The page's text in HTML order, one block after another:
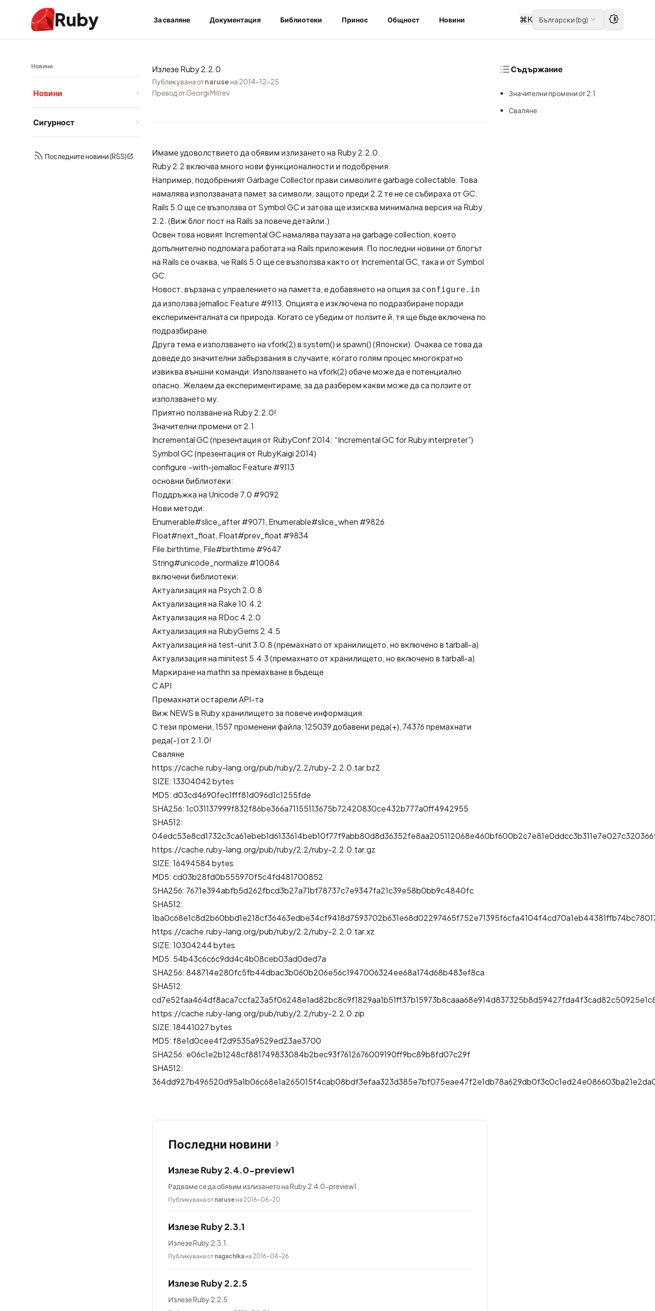
Ruby За сваляне Документация Библиотеки Принос Общност Новини ⌘K Български(bg)
Новини
Новини
Сигурност
Последните новини (RSS)
Излезе Ruby 2.2.0
Публикувана отnaruse на 2014-12-25
Превод от Georgi Mitrev
Имаме удоволствието да обявим излизането на Ruby 2.2.0.
Ruby 2.2 включва много нови функционалности и подобрения.
Например, подобреният Garbage Collector прави символите garbage collectable. Това
намалява използваната памет за символи, защото преди 2.2 те не се събираха от GC.
Rails 5.0 ще се възползва от Symbol GC и затова ще изисква минимална версия на Ruby
2.2. (Вижблог пост на Railsза повече детайли.)
Освен това новият Incremental GC намалява паузата на garbage collection, което
допълнително подпомага работата на Rails приложения. По последни новини отблогът
на Railsсе очаква, че Rails 5.0 ще се възползва както от Incremental GC, така и от Symbol
GC.
Новост, вързана с управлението на паметта, е добавянето на опция за configure.in
да използва jemallocFeature #9113. Опцията е изключена по подразбиране поради
експерименталната си природа. Когато се убедим от ползите й, тя ще бъде включена по
подразбиране.
Друга тема еизползването на vfork(2) в system() и spawn() (Японски). Очаква се това да
доведе до значителни забързвания в случаите, когато голям процес многократно
извиква външни команди. Използването на vfork(2) обаче може да е потенциално
опасно. Желаем да експериментираме, за да разберем какви може да са ползите от
използването му.
Приятно ползване на Ruby 2.2.0!
Значителни промени от 2.1
Incremental GC(презентация от RubyConf 2014: “Incremental GC for Ruby interpreter”)
Symbol GC(презентация от RubyKaigi 2014)
configure –with-jemallocFeature #9113
основни библиотеки:
Поддръжка на Unicode 7.0 #9092
Нови методи:
Enumerable#slice_after#9071, Enumerable#slice_when #9826
Float#next_float, Float#prev_float #9834
File.birthtime, File#birthtime #9647
String#unicode_normalize #10084
включени библиотеки:
Актуализация на Psych 2.0.8
Актуализация на Rake 10.4.2
Актуализация на RDoc 4.2.0
Актуализация на RubyGems 2.4.5
Актуализация на test-unit 3.0.8 (премахнато от хранилището, но включено в tarball-a)
Актуализация нa minitest 5.4.3 (премахнато от хранилището, но включено в tarball-а)
Маркиране на mathn за премахване в бъдеще
C API
Премахнати остарели API-та
ВижNEWS в Ruby хранилищетоза повече информация.
С тези промени, 1557 променени файла, 125039 добавени реда(+), 74376 премахнати
реда(-) от 2.1.0!
Сваляне
https://cache.ruby-lang.org/pub/ruby/2.2/ruby-2.2.0.tar.bz2
SIZE: 13304042 bytes
MD5: d03cd4690fec1fff81d096d1c1255fde
SHA256: 1c031137999f832f86be366a71155113675b72420830ce432b777a0ff4942955
SHA512:
https://cache.ruby-lang.org/pub/ruby/2.2/ruby-2.2.0.tar.gz
SIZE: 16494584 bytes
MD5: cd03b28fd0b555970f5c4fd481700852
SHA256: 7671e394abfb5d262fbcd3b27a71bf78737c7e9347fa21c39e58b0bb9c4840fc
SHA512:
https://cache.ruby-lang.org/pub/ruby/2.2/ruby-2.2.0.tar.xz
SIZE: 10304244 bytes
MD5: 54b43c6c6c9dd4c4b08ceb03ad0ded7a
SHA256: 848714e280fc5fb44dbac3b060b206e56c1947006324ee68a174d68b483ef8ca
SHA512:
https://cache.ruby-lang.org/pub/ruby/2.2/ruby-2.2.0.zip
SIZE: 18441027 bytes
MD5: f8e1d0cee4f2d9535a9529ed23ae3700
SHA256: e06c1e2b1248cf881749833084b2bec93f7612676009190ff9bc89b8fd07c29f
SHA512:
Последни новини
Излезе Ruby 2.4.0-preview1
Радваме се да обявим излизането на Ruby 2.4.0-preview1.
Публикувана от naruse на 2016-06-20
Излезе Ruby 2.3.1
Излезе Ruby 2.3.1.
Публикувана от nagachika на 2016-04-26
Излезе Ruby 2.2.5
Излезе Ruby 2.2.5.
Съдържание
Значителни промени от 2.1
Сваляне